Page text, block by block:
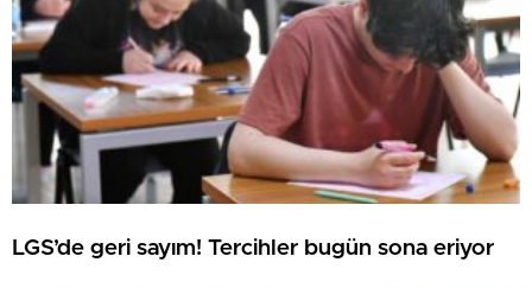
LGS’de geri sayım! Tercihler bugün sona eriyor